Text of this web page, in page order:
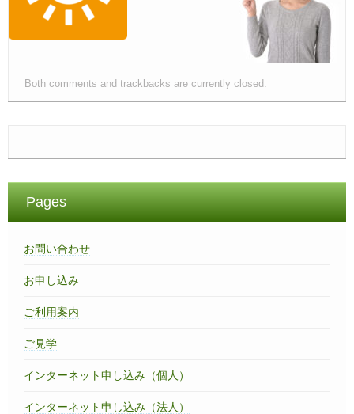
Both comments and trackbacks are currently closed.
Pages
お問い合わせ
お申し込み
ご利用案内
ご見学
インターネット申し込み（個人）
インターネット申し込み（法人）